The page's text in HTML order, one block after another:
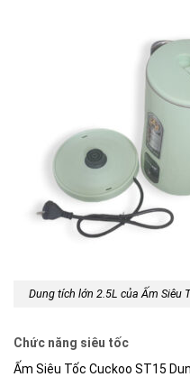
Dung tích lớn 2.5L của Ấm Siêu
Chức năng siêu tốc
Ấm Siêu Tốc Cuckoo ST15